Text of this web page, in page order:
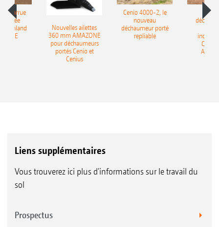
charrue
portée
Onland
Nouvelles ailettes
360 mm AMAZONE
pour déchaumeurs
portés Cenio et
Cenius
Cenio 4000-2, le
nouveau
déchaumeur porté
repliable
Liens supplémentaires
Vous trouverez ici plus d'informations sur le travail du
sol
Prospectus